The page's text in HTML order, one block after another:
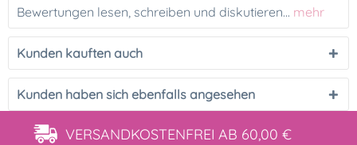
Bewertungen lesen, schreiben und diskutieren... mehr
Kunden kauften auch
Kunden haben sich ebenfalls angesehen
VERSANDKOSTENFREI AB 60,00 €